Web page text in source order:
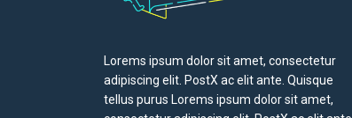
Lorems ipsum dolor sit amet, consectetur
adipiscing elit. PostX ac elit ante. Quisque
tellus purus Lorems ipsum dolor sit amet,